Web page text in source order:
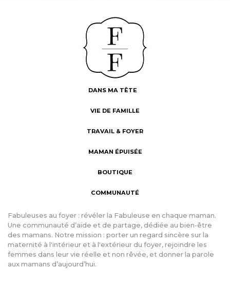
DANS MA TÊTE
VIE DE FAMILLE
TRAVAIL & FOYER
MAMAN ÉPUISÉE
BOUTIQUE
COMMUNAUTÉ
Fabuleuses au foyer : révéler la Fabuleuse en chaque maman.
Une communauté d’aide et de partage, dédiée au bien-être
des mamans. Notre mission : porter un regard sincère sur la
maternité à l'intérieur et à l'extérieur du foyer, rejoindre les
femmes dans leur vie réelle et non rêvée, et donner la parole
aux mamans d’aujourd’hui.